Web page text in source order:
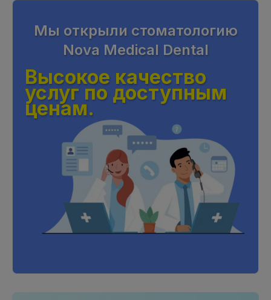
Мы открыли стоматологию
Nova Medical Dental
Высокое качество
услуг по доступным
ценам.